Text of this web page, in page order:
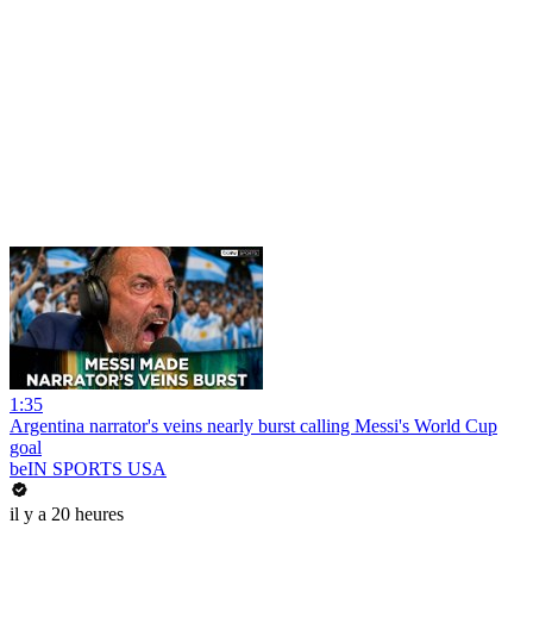
1:35
Argentina narrator's veins nearly burst calling Messi's World Cup
goal
beIN SPORTS USA
il y a 20 heures